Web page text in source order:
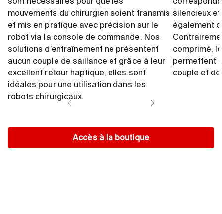
sont nécessaires pour que les
mouvements du chirurgien soient transmis
et mis en pratique avec précision sur le
robot via la console de commande. Nos
solutions d’entraînement ne présentent
aucun couple de saillance et grâce à leur
excellent retour haptique, elles sont
idéales pour une utilisation dans les
robots chirurgicaux.
silencieux
également
comprimé,
permettent
couple et
Accès à la boutique